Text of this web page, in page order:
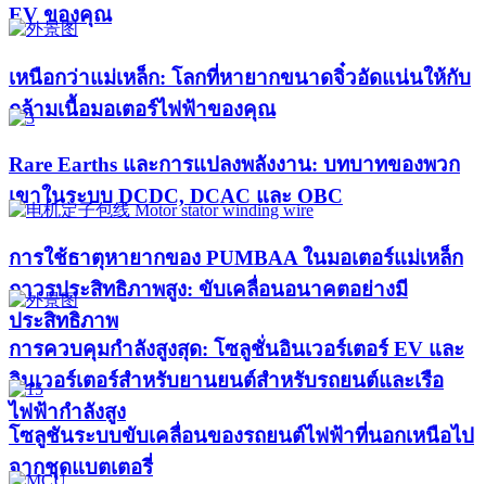
EV ของคุณ
เหนือกว่าแม่เหล็ก: โลกที่หายากขนาดจิ๋วอัดแน่นให้กับ
กล้ามเนื้อมอเตอร์ไฟฟ้าของคุณ
Rare Earths และการแปลงพลังงาน: บทบาทของพวก
เขาในระบบ DCDC, DCAC และ OBC
การใช้ธาตุหายากของ PUMBAA ในมอเตอร์แม่เหล็ก
ถาวรประสิทธิภาพสูง: ขับเคลื่อนอนาคตอย่างมี
ประสิทธิภาพ
การควบคุมกำลังสูงสุด: โซลูชั่นอินเวอร์เตอร์ EV และ
อินเวอร์เตอร์สำหรับยานยนต์สำหรับรถยนต์และเรือ
ไฟฟ้ากำลังสูง​
โซลูชันระบบขับเคลื่อนของรถยนต์ไฟฟ้าที่นอกเหนือไป
จากชุดแบตเตอรี่